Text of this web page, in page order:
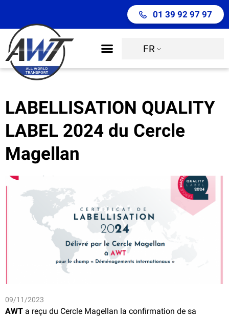
01 39 92 97 97
FR
LABELLISATION QUALITY
LABEL 2024 du Cercle
Magellan
09/11/2023
AWT a reçu du Cercle Magellan la confirmation de sa